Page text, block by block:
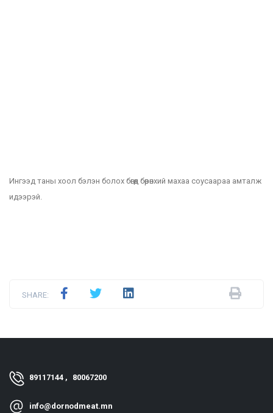
Ингээд таны хоол бэлэн болох бөгөөд бөөрөнхий махаа соусаараа амталж
идээрэй.
SHARE:
89117144 , 80067200
info@dornodmeat.mn